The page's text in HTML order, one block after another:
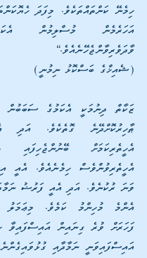
ވާދަވެރިވާންޖެހޭނެއެވެ.“
(ޝެއިޚްގެ ބަސްކޮޅު ނިމުނީ)